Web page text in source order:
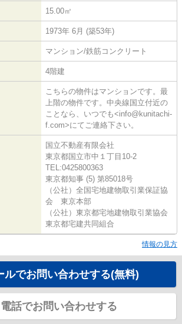
15.00㎡
1973年 6月 (築53年)
マンション/鉄筋コンクリート
4階建
こちらの物件はマンションです。最
上階の物件です。中央線国立付近の
ことなら、いつでも<info@kunitachi-
f.com>にてご連絡下さい。
国立不動産有限会社
東京都国立市中１丁目10-2
TEL:0425800363
東京都知事 (5) 第85018号
（公社）全国宅地建物取引業保証協
会 東京本部
（公社）東京都宅地建物取引業協会
東京都宅建共同組合
情報の見方
ルでお問い合わせする(無料)
電話でお問い合わせする